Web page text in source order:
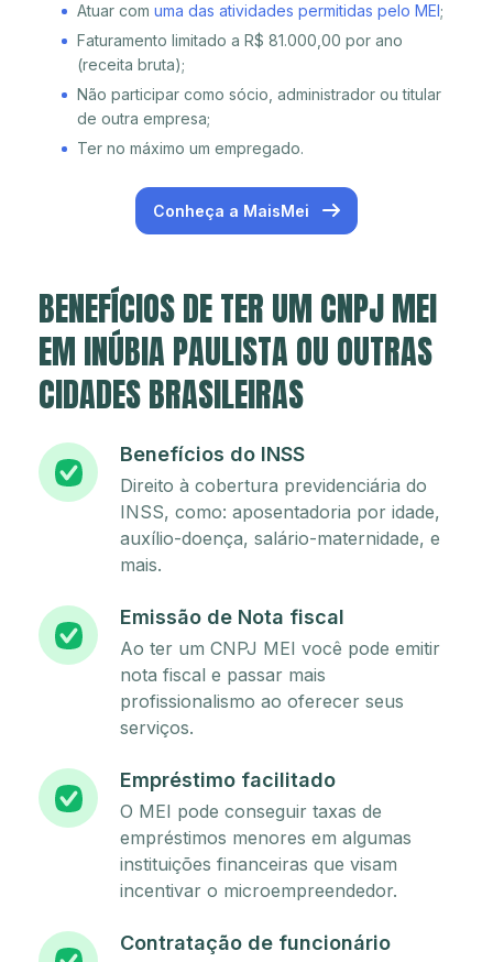
Atuar com uma das atividades permitidas pelo MEI;
Faturamento limitado a R$ 81.000,00 por ano
(receita bruta);
Não participar como sócio, administrador ou titular
de outra empresa;
Ter no máximo um empregado.
Conheça a MaisMei
BENEFÍCIOS DE TER UM CNPJ MEI
EM INÚBIA PAULISTA OU OUTRAS
CIDADES BRASILEIRAS
Benefícios do INSS
Direito à cobertura previdenciária do
INSS, como: aposentadoria por idade,
auxílio-doença, salário-maternidade, e
mais.
Emissão de Nota fiscal
Ao ter um CNPJ MEI você pode emitir
nota fiscal e passar mais
profissionalismo ao oferecer seus
serviços.
Empréstimo facilitado
O MEI pode conseguir taxas de
empréstimos menores em algumas
instituições financeiras que visam
incentivar o microempreendedor.
Contratação de funcionário